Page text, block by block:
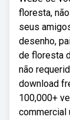
floresta,
seus
desenho,
de floresta
não
download
100,000+
commercial